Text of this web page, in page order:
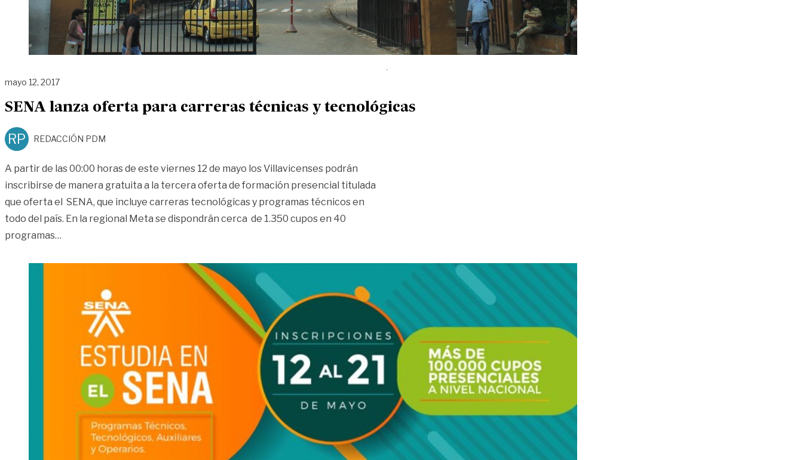
mayo 12, 2017
SENA lanza oferta para carreras técnicas y tecnológicas
RP REDACCIÓN PDM
A partir de las 00:00 horas de este viernes 12 de mayo los Villavicenses podrán
inscribirse de manera gratuita a la tercera oferta de formación presencial titulada
que oferta el SENA, que incluye carreras tecnológicas y programas técnicos en
todo del país. En la regional Meta se dispondrán cerca de 1.350 cupos en 40
programas…